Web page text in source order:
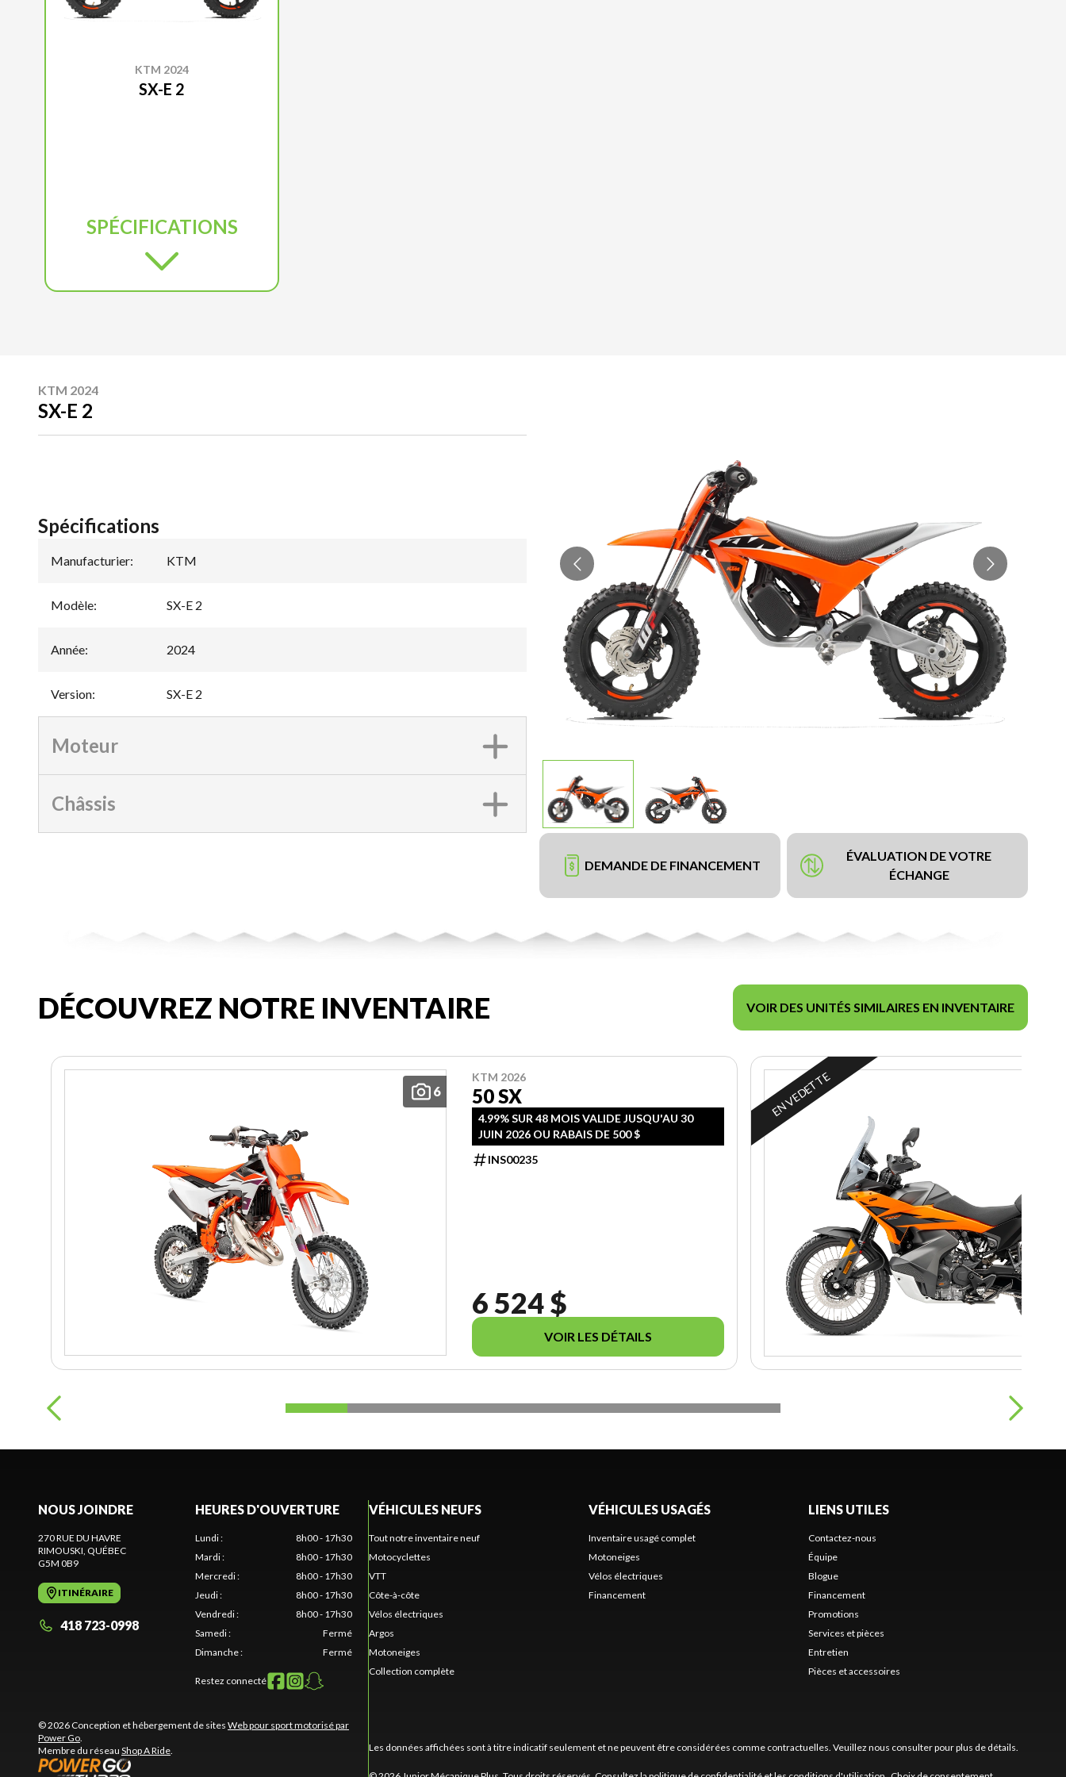
KTM 2024
SX-E 2
SPÉCIFICATIONS
KTM 2024
SX-E 2
DEMANDE DE FINANCEMENT
ÉVALUATION DE VOTRE
ÉCHANGE
Spécifications
Manufacturier: KTM
Modèle: SX-E 2
Année: 2024
Version: SX-E 2
Moteur
Châssis
DÉCOUVREZ NOTRE INVENTAIRE VOIR DES UNITÉS SIMILAIRES EN INVENTAIRE
6
KTM 2026
50 SX
4.99% SUR 48 MOIS VALIDE JUSQU'AU 30
JUIN 2026 OU RABAIS DE 500 $
INS00235
6 524 $
VOIR LES DÉTAILS
EN VEDETTE
NOUS JOINDRE
270 RUE DU HAVRE
RIMOUSKI , QUÉBEC
G5M 0B9
ITINÉRAIRE
418 723-0998
HEURES D'OUVERTURE
Lundi:
8h00 - 17h30
Mardi:
8h00 - 17h30
Mercredi:
8h00 - 17h30
Jeudi:
8h00 - 17h30
Vendredi:
8h00 - 17h30
Samedi:
Fermé
Dimanche: Fermé
Restez connecté
© 2026 Conception et hébergement de sites Web pour sport motorisé par
Power Go
Membre du réseau Shop A Ride
VÉHICULES NEUFS
Tout notre inventaire neuf
Motocyclettes
VTT
Côte-à-côte
Vélos électriques
Argos
Motoneiges
Collection complète
VÉHICULES USAGÉS
Inventaire usagé complet
Motoneiges
Vélos électriques
Financement
LIENS UTILES
Contactez-nous
Équipe
Blogue
Financement
Promotions
Services et pièces
Entretien
Pièces et accessoires
Les données affichées sont à titre indicatif seulement et ne peuvent être considérées comme contractuelles. Veuillez nous consulter pour plus de détails.